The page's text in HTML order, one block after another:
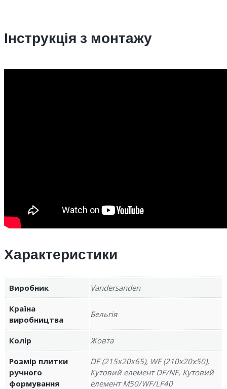
Інструкція з монтажу
Характеристики
Виробник Vandersanden
Країна
виробництва
Бельгія
Колір Жовта
Розмір плитки
ручного
формування
DF (215x20x65), WF (210x20x50),
Кутовий елемент DF/NF, Кутовий
елемент M50/WF/LF40